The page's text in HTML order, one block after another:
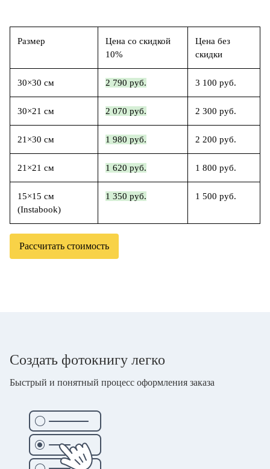
Размер
Цена со скидкой
10%
Цена без
скидки
30×30 см 2 790 руб. 3 100 руб.
30×21 см 2 070 руб. 2 300 руб.
21×30 см 1 980 руб. 2 200 руб.
21×21 см 1 620 руб. 1 800 руб.
15×15 см
(Instabook)
1 350 руб. 1 500 руб.
Рассчитать стоимость
Создать фотокнигу легко
Быстрый и понятный процесс оформления заказа